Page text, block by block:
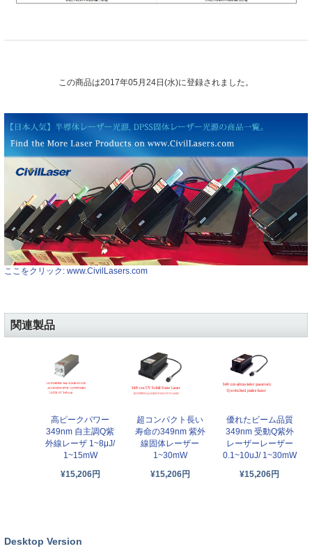
この商品は2017年05月24日(水)に登録されました。
ここをクリック: www.CivilLasers.com
関連製品
高ピークパワー
349nm 自主調Q紫
外線レーザ 1~8μJ/
1~15mW
¥15,206円
超コンパクト長い
寿命の349nm 紫外
線固体レーザー
1~30mW
¥15,206円
優れたビーム品質
349nm 受動Q紫外
レーザーレーザー
0.1~10uJ/ 1~30mW
¥15,206円
Desktop Version